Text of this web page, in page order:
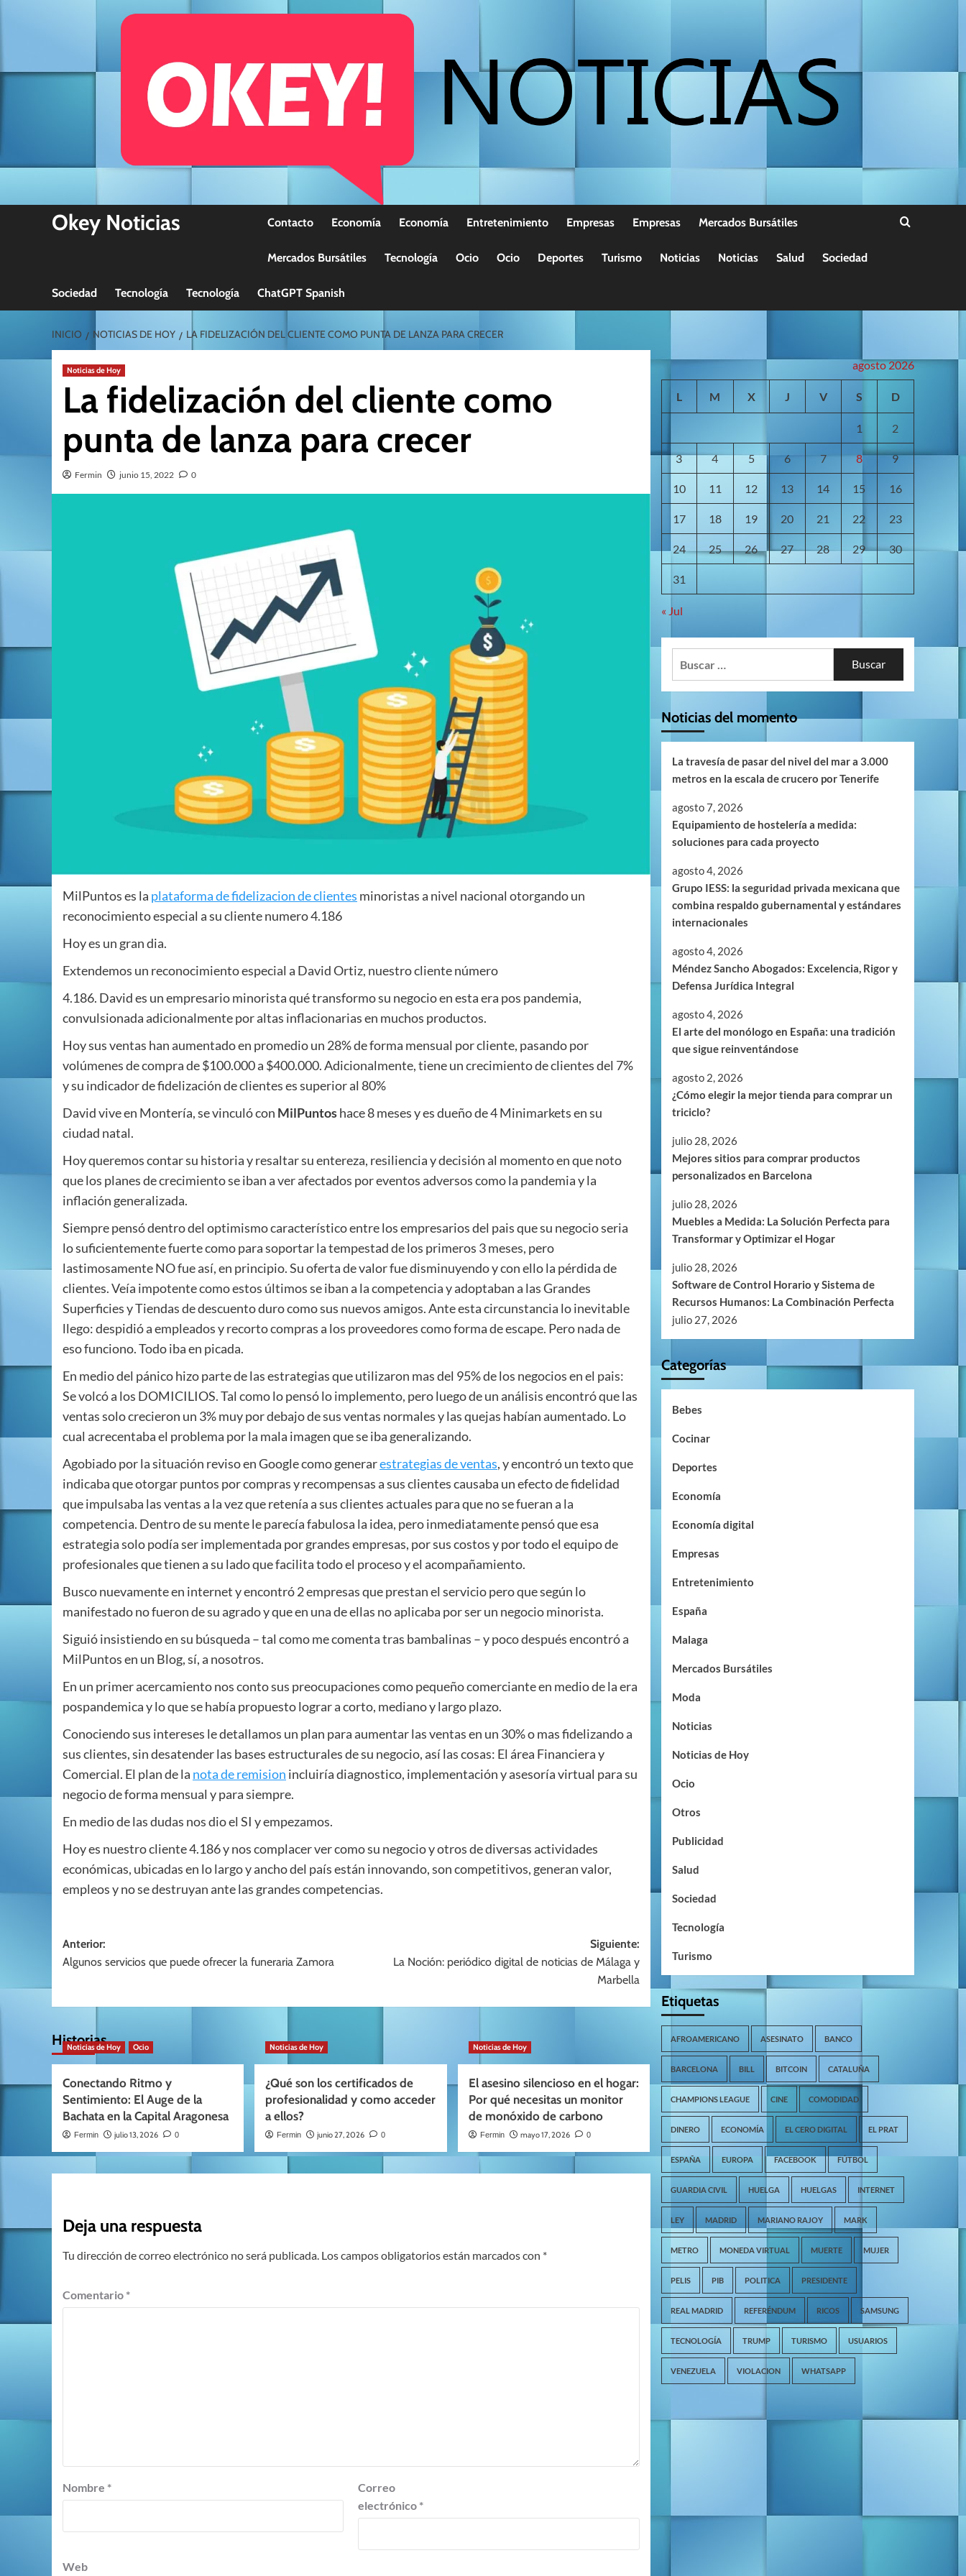
Okey Noticias Contacto Economía Economía Entretenimiento Empresas Empresas Mercados Bursátiles
Mercados Bursátiles Tecnología Ocio Ocio Deportes Turismo Noticias Noticias Salud Sociedad
Sociedad Tecnología Tecnología ChatGPT Spanish
INICIO NOTICIAS DE HOY LA FIDELIZACIÓN DEL CLIENTE COMO PUNTA DE LANZA PARA CRECER
Noticias de Hoy
La fidelización del cliente como
punta de lanza para crecer
Fermin junio 15, 2022 0
MilPuntos es la plataforma de fidelizacion de clientes minoristas a nivel nacional otorgando un
reconocimiento especial a su cliente numero 4.186
Hoy es un gran dia.
Extendemos un reconocimiento especial a David Ortiz, nuestro cliente número
4.186. David es un empresario minorista qué transformo su negocio en esta era pos pandemia,
convulsionada adicionalmente por altas inflacionarias en muchos productos.
Hoy sus ventas han aumentado en promedio un 28% de forma mensual por cliente, pasando por
volúmenes de compra de $100.000 a $400.000. Adicionalmente, tiene un crecimiento de clientes del 7%
y su indicador de fidelización de clientes es superior al 80%
David vive en Montería, se vinculó con MilPuntoshace 8 meses y es dueño de 4 Minimarkets en su
ciudad natal.
Hoy queremos contar su historia y resaltar su entereza, resiliencia y decisión al momento en que noto
que los planes de crecimiento se iban a ver afectados por eventos adversos como la pandemia y la
inflación generalizada.
Siempre pensó dentro del optimismo característico entre los empresarios del pais que su negocio seria
lo suficientemente fuerte como para soportar la tempestad de los primeros 3 meses, pero
lastimosamente NO fue así, en principio. Su oferta de valor fue disminuyendo y con ello la pérdida de
clientes. Veía impotente como estos últimos se iban a la competencia y adoptaban a las Grandes
Superficies y Tiendas de descuento duro como sus nuevos amigos. Ante esta circunstancia lo inevitable
llego: despidió a empleados y recorto compras a los proveedores como forma de escape. Pero nada de
eso funciono. Todo iba en picada.
En medio del pánico hizo parte de las estrategias que utilizaron mas del 95% de los negocios en el pais:
Se volcó a los DOMICILIOS. Tal como lo pensó lo implemento, pero luego de un análisis encontró que las
ventas solo crecieron un 3% muy por debajo de sus ventas normales y las quejas habían aumentado. Lo
cual acrecentaba el problema por la mala imagen que se iba generalizando.
Agobiado por la situación reviso en Google como generarestrategias de ventas, y encontró un texto que
indicaba que otorgar puntos por compras y recompensas a sus clientes causaba un efecto de fidelidad
que impulsaba las ventas a la vez que retenía a sus clientes actuales para que no se fueran a la
competencia. Dentro de su mente le parecía fabulosa la idea, pero inmediatamente pensó que esa
estrategia solo podía ser implementada por grandes empresas, por sus costos y por todo el equipo de
profesionales que tienen a su lado que facilita todo el proceso y el acompañamiento.
Busco nuevamente en internet y encontró 2 empresas que prestan el servicio pero que según lo
manifestado no fueron de su agrado y que en una de ellas no aplicaba por ser un negocio minorista.
Siguió insistiendo en su búsqueda – tal como me comenta tras bambalinas – y poco después encontró a
MilPuntos en un Blog, sí, a nosotros.
En un primer acercamiento nos conto sus preocupaciones como pequeño comerciante en medio de la era
pospandemica y lo que se había propuesto lograr a corto, mediano y largo plazo.
Conociendo sus intereses le detallamos un plan para aumentar las ventas en un 30% o mas fidelizando a
sus clientes, sin desatender las bases estructurales de su negocio, así las cosas: El área Financiera y
Comercial. El plan de la nota de remision incluiría diagnostico, implementación y asesoría virtual para su
negocio de forma mensual y para siempre.
En medio de las dudas nos dio el SI y empezamos.
Hoy es nuestro cliente 4.186 y nos complacer ver como su negocio y otros de diversas actividades
económicas, ubicadas en lo largo y ancho del país están innovando, son competitivos, generan valor,
empleos y no se destruyan ante las grandes competencias.
Navegación
de
Anterior:
Algunos servicios que puede ofrecer la funeraria Zamora
Siguiente:
La Noción: periódico digital de noticias de Málaga y
Marbella
Historias
Noticias de Hoy Ocio
Conectando Ritmo y
Sentimiento: El Auge de la
Bachata en la Capital Aragonesa
Fermin julio 13, 2026 0
Noticias de Hoy
¿Qué son los certificados de
profesionalidad y como acceder
a ellos?
Fermin junio 27, 2026 0
Noticias de Hoy
El asesino silencioso en el hogar:
Por qué necesitas un monitor
de monóxido de carbono
Fermin mayo 17, 2026 0
Deja una respuesta
Tu dirección de correo electrónico no será publicada. Los campos obligatorios están marcados con *
Comentario *
Nombre *
Correo
electrónico *
Web
agosto 2026
L M X J V S D
1 2
3 4 5 6 7 8 9
10 11 12 13 14 15 16
17 18 19 20 21 22 23
24 25 26 27 28 29 30
31
« Jul
Noticias del momento
La travesía de pasar del nivel del mar a 3.000
metros en la escala de crucero por Tenerife
agosto 7, 2026
Equipamiento de hostelería a medida:
soluciones para cada proyecto
agosto 4, 2026
Grupo IESS: la seguridad privada mexicana que
combina respaldo gubernamental y estándares
internacionales
agosto 4, 2026
Méndez Sancho Abogados: Excelencia, Rigor y
Defensa Jurídica Integral
agosto 4, 2026
El arte del monólogo en España: una tradición
que sigue reinventándose
agosto 2, 2026
¿Cómo elegir la mejor tienda para comprar un
triciclo?
julio 28, 2026
Mejores sitios para comprar productos
personalizados en Barcelona
julio 28, 2026
Muebles a Medida: La Solución Perfecta para
Transformar y Optimizar el Hogar
julio 28, 2026
Software de Control Horario y Sistema de
Recursos Humanos: La Combinación Perfecta
julio 27, 2026
Categorías
Bebes
Cocinar
Deportes
Economía
Economía digital
Empresas
Entretenimiento
España
Malaga
Mercados Bursátiles
Moda
Noticias
Noticias de Hoy
Ocio
Otros
Publicidad
Salud
Sociedad
Tecnología
Turismo
Etiquetas
AFROAMERICANO ASESINATO BANCO
BARCELONA BILL BITCOIN CATALUÑA
CHAMPIONS LEAGUE CINE COMODIDAD
DINERO ECONOMÍA EL CERO DIGITAL EL PRAT
ESPAÑA EUROPA FACEBOOK FÚTBOL
GUARDIA CIVIL HUELGA HUELGAS INTERNET
LEY MADRID MARIANO RAJOY MARK
METRO MONEDA VIRTUAL MUERTE MUJER
PELIS PIB POLITICA PRESIDENTE
REAL MADRID REFERÉNDUM RICOS SAMSUNG
TECNOLOGÍA TRUMP TURISMO USUARIOS
VENEZUELA VIOLACION WHATSAPP